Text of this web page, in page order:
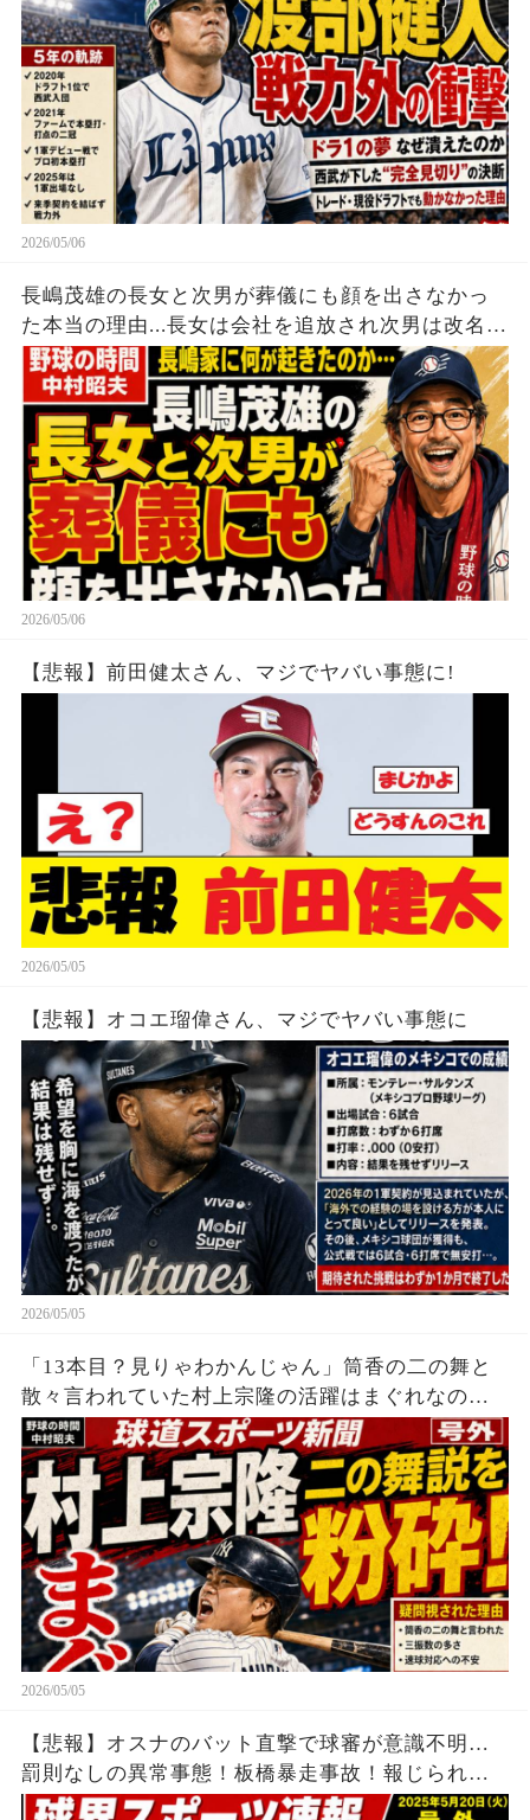
獲得拒否した真相が…【埼玉西武ライオンズ】
【プロ野球】【プロ野球】
2026/05/06
長嶋茂雄の長女と次男が葬儀にも顔を出さなかっ
た本当の理由...長女は会社を追放され次男は改名し
ていた...
2026/05/06
【悲報】前田健太さん、マジでヤバい事態に!
2026/05/05
【悲報】オコエ瑠偉さん、マジでヤバい事態に
2026/05/05
「13本目？見りゃわかんじゃん」筒香の二の舞と
散々言われていた村上宗隆の活躍はまぐれなの
か？落合の本音が…
2026/05/05
【悲報】オスナのバット直撃で球審が意識不明…
罰則なしの異常事態！板橋暴走事故！報じられな
い中国籍の男！